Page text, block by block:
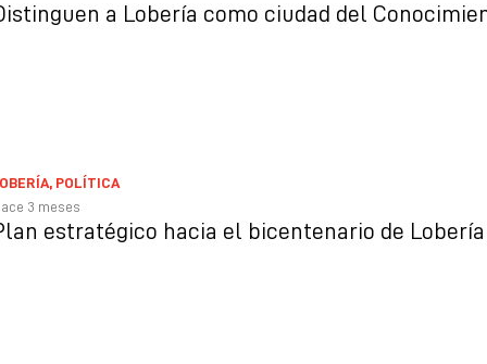
a Lobería como ciudad del
, POLÍTICA
3 meses
estratégico hacia el bicentenario de Lobería